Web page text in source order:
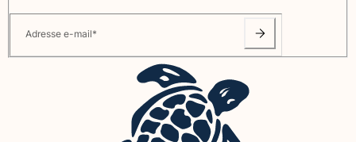
Adresse e-mail*